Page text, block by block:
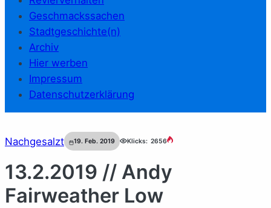
Geschmackssachen
Stadtgeschichte(n)
Archiv
Hier werben
Impressum
Datenschutzerklärung
Nachgesalzt 19. Feb. 2019 Klicks: 2656
13.2.2019 // Andy
Fairweather Low